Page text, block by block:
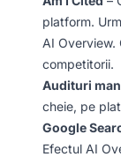
platform.
AI
competitorii.
Audituri
cheie, pe
Google
Efectul AI